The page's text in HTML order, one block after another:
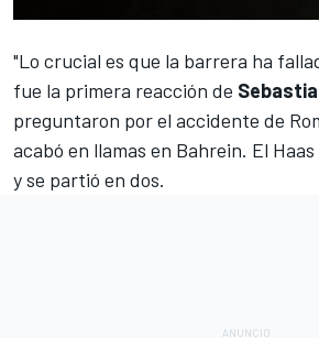
"Lo crucial es que la barrera ha
fue la primera reacción de
preguntaron porel accidente de
acabó en llamas en Bahrein. El Haas
y se partió en dos.